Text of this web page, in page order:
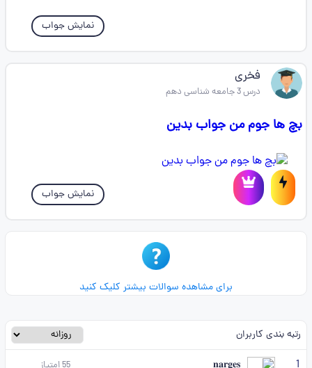
نمایش جواب
فخری
درس 3 جامعه شناسی دهم
بچ ها جوم من جواب بدین
نمایش جواب
برای مشاهده سوالات بیشتر کلیک کنید
رتبه بندی کاربران